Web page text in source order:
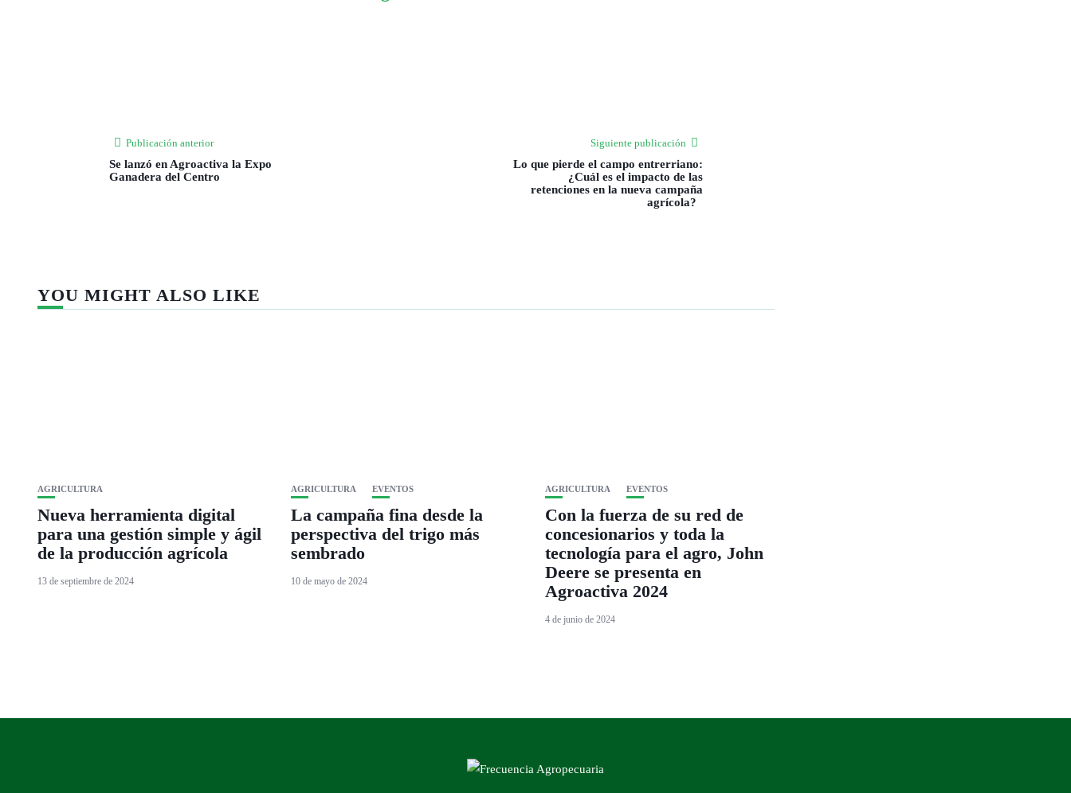
Publicación anterior
Se lanzó en Agroactiva la Expo
Ganadera del Centro
Siguiente publicación
Lo que pierde el campo entrerriano:
¿Cuál es el impacto de las
retenciones en la nueva campaña
agrícola?
YOU MIGHT ALSO LIKE
AGRICULTURA
Nueva herramienta digital
para una gestión simple y ágil
de la producción agrícola
13 de septiembre de 2024
AGRICULTURA EVENTOS
La campaña fina desde la
perspectiva del trigo más
sembrado
10 de mayo de 2024
AGRICULTURA EVENTOS
Con la fuerza de su red de
concesionarios y toda la
tecnología para el agro, John
Deere se presenta en
Agroactiva 2024
4 de junio de 2024